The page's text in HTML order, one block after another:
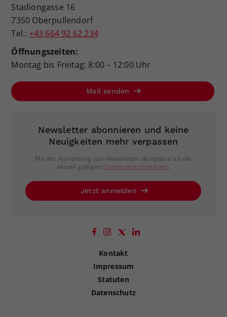
Stadiongasse 16
7350 Oberpullendorf
Tel.: +43 664 92 62 234
Öffnungszeiten:
Montag bis Freitag: 8:00 – 12:00 Uhr
Mail senden
Newsletter abonnieren und keine
Neuigkeiten mehr verpassen
Mit der Anmeldung zum Newsletter akzeptiere ich die
aktuell gültigen Datenschutzrichtlinien.
Jetzt anmelden
Kontakt
Impressum
Statuten
Datenschutz